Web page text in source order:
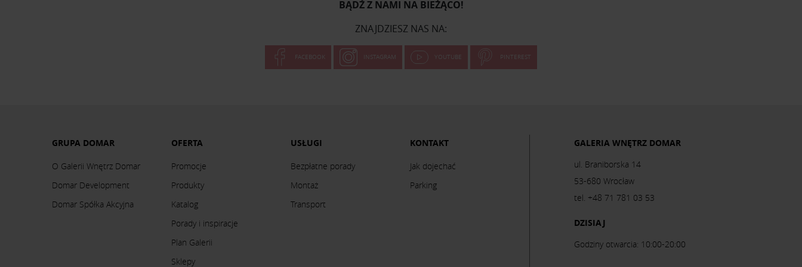
BĄDŹ Z NAMI NA BIEŻĄCO!
ZNAJDZIESZ NAS NA:
FACEBOOK INSTAGRAM YOUTUBE PINTEREST
GRUPA DOMAR
O Galerii Wnętrz Domar
Domar Development
Domar Spółka Akcyjna
OFERTA
Promocje
Produkty
Katalog
Porady i inspiracje
Plan Galerii
Sklepy
USŁUGI
Bezpłatne porady
Montaż
Transport
KONTAKT
Jak dojechać
Parking
GALERIA WNĘTRZ DOMAR
ul. Braniborska 14
53-680 Wrocław
tel. +48 71 781 03 53
DZISIAJ
Godziny otwarcia: 10:00-20:00